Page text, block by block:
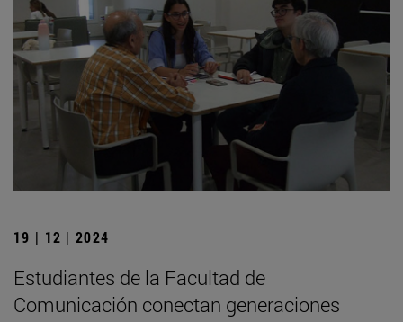
19 | 12 | 2024
Estudiantes de la Facultad de
Comunicación conectan generaciones